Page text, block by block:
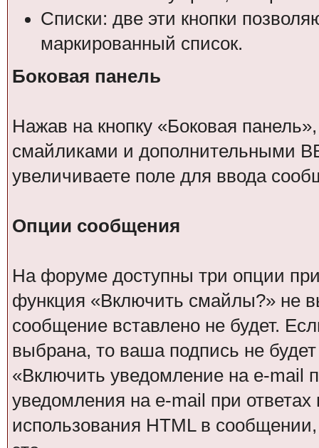
Списки: две эти кнопки
маркированный список.
Боковая панель
Нажав на кнопку «Боковая
смайликами и дополнительными
увеличиваете поле для ввода
Опции сообщения
На форуме доступны три опции
функция «Включить смайлы?» не
сообщение вставлено не будет.
выбрана, то ваша подпись не
«Включить уведомление на e-mail
уведомления на e-mail при ответах
использования HTML в